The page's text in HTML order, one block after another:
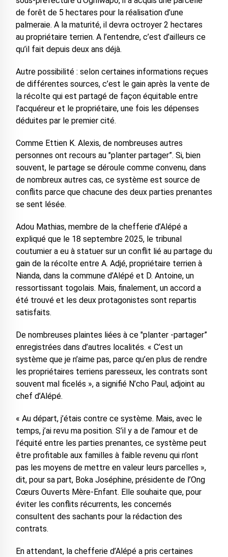
de forêt de 5 hectares pour la réalisation d’une
palmeraie. A la maturité, il devra octroyer 2 hectares
au propriétaire terrien. A l’entendre, c’est d’ailleurs ce
qu’il fait depuis deux ans déjà.
Autre possibilité : selon certaines informations reçues
de différentes sources, c’est le gain après la vente de
la récolte qui est partagé de façon équitable entre
l’acquéreur et le propriétaire, une fois les dépenses
déduites par le premier cité.
Comme Ettien K. Alexis, de nombreuses autres
personnes ont recours au "planter partager”. Si, bien
souvent, le partage se déroule comme convenu, dans
de nombreux autres cas, ce système est source de
conflits parce que chacune des deux parties prenantes
se sent lésée.
Adou Mathias, membre de la chefferie d’Alépé a
expliqué que le 18 septembre 2025, le tribunal
coutumier a eu à statuer sur un conflit lié au partage du
gain de la récolte entre A. Adjé, propriétaire terrien à
Nianda, dans la commune d’Alépé et D. Antoine, un
ressortissant togolais. Mais, finalement, un accord a
été trouvé et les deux protagonistes sont repartis
satisfaits.
De nombreuses plaintes liées à ce "planter -partager”
enregistrées dans d’autres localités. « C’est un
système que je n’aime pas, parce qu’en plus de rendre
les propriétaires terriens paresseux, les contrats sont
souvent mal ficelés », a signifié N’cho Paul, adjoint au
chef d’Alépé.
« Au départ, j’étais contre ce système. Mais, avec le
temps, j’ai revu ma position. S’il y a de l’amour et de
l’équité entre les parties prenantes, ce système peut
être profitable aux familles à faible revenu qui n’ont
pas les moyens de mettre en valeur leurs parcelles »,
dit, pour sa part, Boka Joséphine, présidente de l’Ong
Cœurs Ouverts Mère-Enfant. Elle souhaite que, pour
éviter les conflits récurrents, les concernés
consultent des sachants pour la rédaction des
contrats.
En attendant, la chefferie d’Alépé a pris certaines